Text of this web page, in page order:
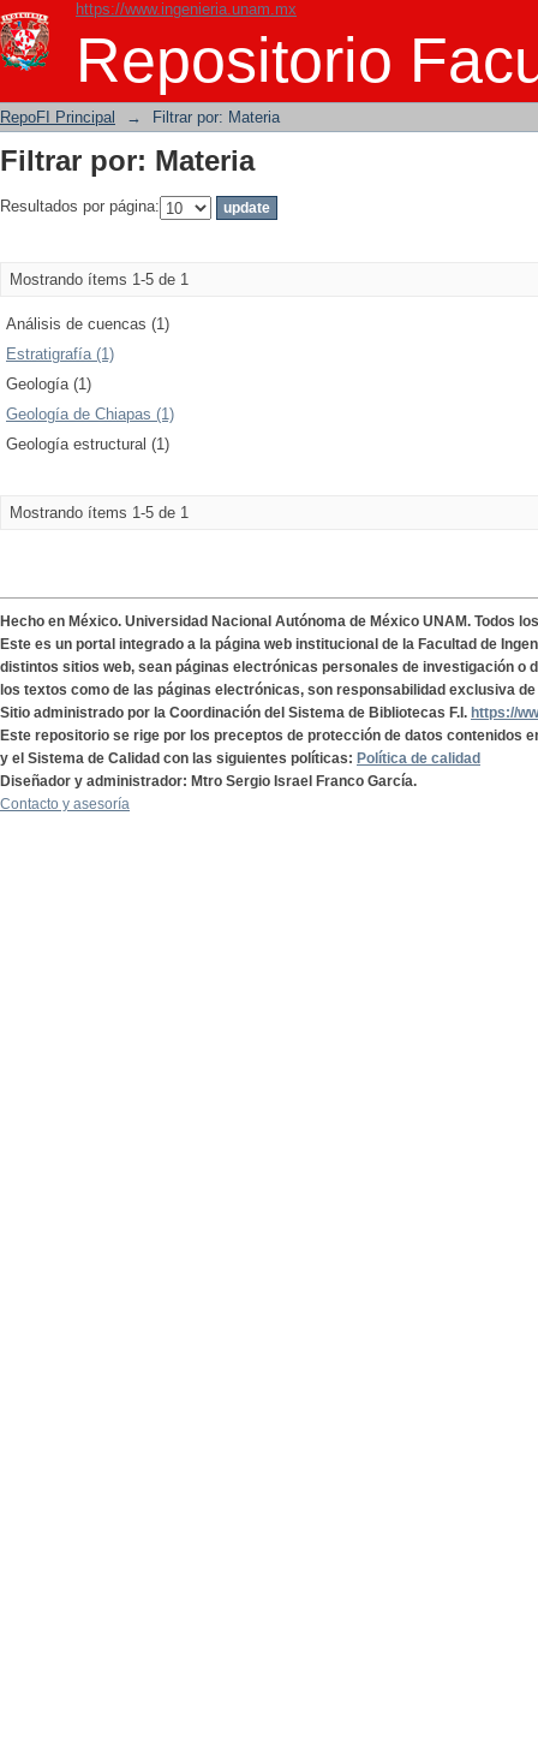
https://www.ingenieria.unam.mx
Repositorio
Filtrar por: Materia
RepoFI Principal → Filtrar por: Materia
Filtrar por: Materia
Resultados por página:
Mostrando ítems 1-5 de 1
Análisis de cuencas (1)
Estratigrafía (1)
Geología (1)
Geología de Chiapas (1)
Geología estructural (1)
Mostrando ítems 1-5 de 1
Hecho en México. Universidad Nacional Autónoma de México UNAM. Todos
Este es un portal integrado a la página web institucional de la Facultad de
distintos sitios web, sean páginas electrónicas personales de investigación o
los textos como de las páginas electrónicas, son responsabilidad exclusiva
Sitio administrado por la Coordinación del Sistema de Bibliotecas F.I. https://
Este repositorio se rige por los preceptos de protección de datos contenidos
y el Sistema de Calidad con las siguientes políticas: Política de calidad
Diseñador y administrador: Mtro Sergio Israel Franco García.
Contacto y asesoría